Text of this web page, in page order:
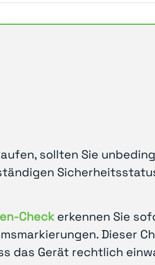
sollten Sie
Checkerkennen Sie
Dieser
das Gerät rechtlich